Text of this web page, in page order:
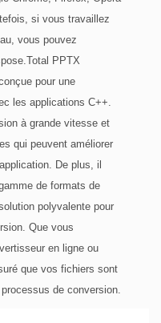
si vous travaillez
vous pouvez
PPTX
pour une
les applications C++.
à grande vitesse et
qui peuvent améliorer
De plus, il
de formats de
polyvalente pour
Que vous
en ligne ou
que vos fichiers sont
de conversion.